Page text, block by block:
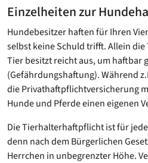
Einzelheiten zur
Hundebesitzer haften für Ihren
selbst keine Schuld trifft. Allein die
Tier besitzt reicht aus, um haftbar
(Gefährdungshaftung). Während
die Privathaftpflichtversicherung
Hunde und Pferde einen eigenen
Die Tierhalterhaftpflicht ist für
denn nach dem Bürgerlichen
Herrchen in unbegrenzter Höhe.